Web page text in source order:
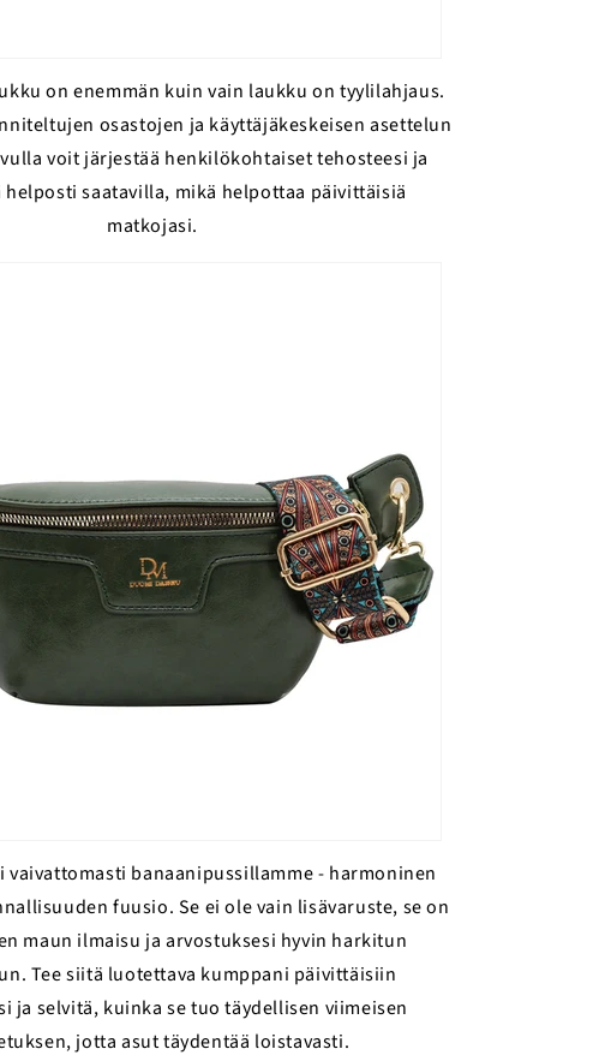
on enemmän kuin vain laukku on tyylilahjaus.
osastojen ja käyttäjäkeskeisen asettelun
voit järjestää henkilökohtaiset tehosteesi ja
saatavilla, mikä helpottaa päivittäisiä
matkojasi.
vaivattomasti banaanipussillamme - harmoninen
fuusio. Se ei ole vain lisävaruste, se on
maun ilmaisu ja arvostuksesi hyvin harkitun
Tee siitä luotettava kumppani päivittäisiin
ja selvitä, kuinka se tuo täydellisen viimeisen
jotta asut täydentää loistavasti.